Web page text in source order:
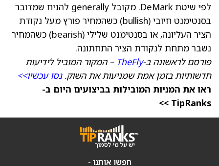
לפי שיטת DeMark. מקובל generally להניח שמדובר
בסנטימנט חיובי (bullish) כשהמחיר פורץ מעל נקודת
הציר העליונה, או בסנטימנט שלילי (bearish) כשהמחיר
נשבר מתחת לנקודת הציר התחתונה.
פורסם לראשונה ב-TheFly – המקור המוביל לידיעות
חדשותיות בזמן אמת שמניעות את השוק.נסו עכשיו>>
ראו את המניות המובילות בביצועים היום ב-
TipRanks >>
חפשו אותנו -